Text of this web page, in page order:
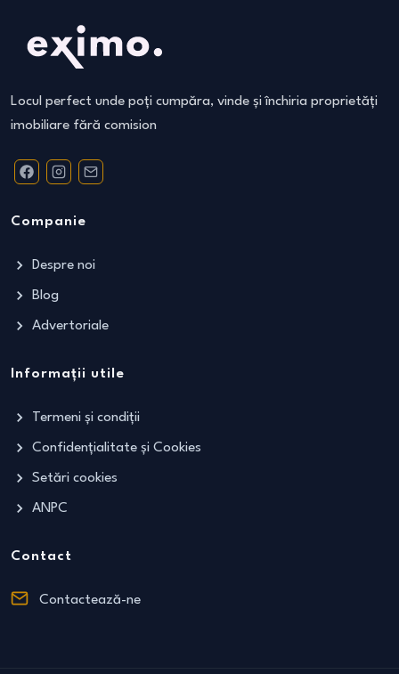
Locul perfect unde poți cumpăra, vinde și închiria proprietăți
imobiliare fără comision
Companie
Despre noi
Blog
Advertoriale
Informații utile
Termeni și condiții
Confidențialitate și Cookies
Setări cookies
ANPC
Contact
Contactează-ne